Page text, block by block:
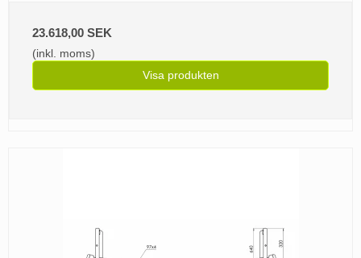
23.618,00 SEK
(inkl. moms)
Visa produkten